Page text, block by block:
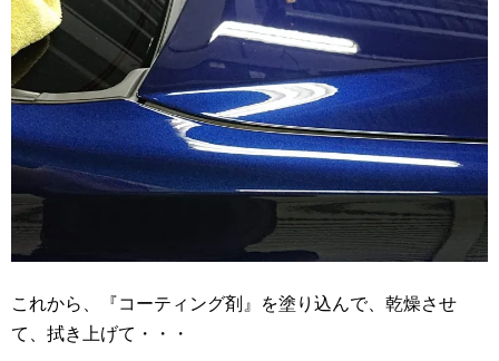
これから、『コーティング剤』を塗り込んで、乾燥させ
て、拭き上げて・・・